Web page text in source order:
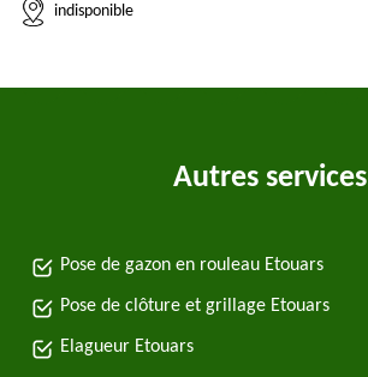
indisponible
Autres services
Pose de gazon en rouleau Etouars
Pose de clôture et grillage Etouars
Elagueur Etouars